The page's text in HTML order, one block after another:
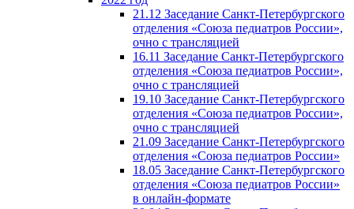
21.12 Заседание Санкт-Петербургского
отделения «Союза педиатров России»,
очно с трансляцией
16.11 Заседание Санкт-Петербургского
отделения «Союза педиатров России»,
очно с трансляцией
19.10 Заседание Санкт-Петербургского
отделения «Союза педиатров России»,
очно с трансляцией
21.09 Заседание Санкт-Петербургского
отделения «Союза педиатров России»
18.05 Заседание Санкт-Петербургского
отделения «Союза педиатров России»
в онлайн-формате